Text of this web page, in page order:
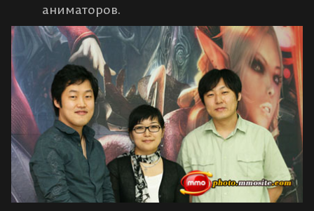
аниматоров.